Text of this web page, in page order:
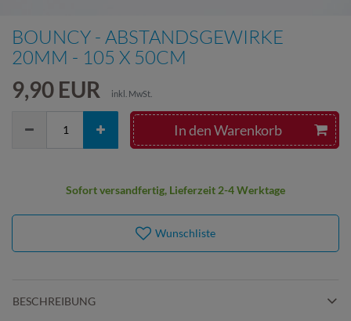
BOUNCY - ABSTANDSGEWIRKE
20MM - 105 X 50CM
9,90 EUR inkl. MwSt.
In den Warenkorb
Sofort versandfertig, Lieferzeit 2-4 Werktage
Wunschliste
BESCHREIBUNG